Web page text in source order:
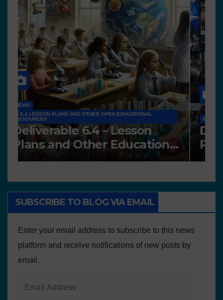
NEWS
Works presented for the
concourse
SUBSCRIBE TO BLOG VIA EMAIL
Enter your email address to subscribe to this news
platform and receive notifications of new posts by
email.